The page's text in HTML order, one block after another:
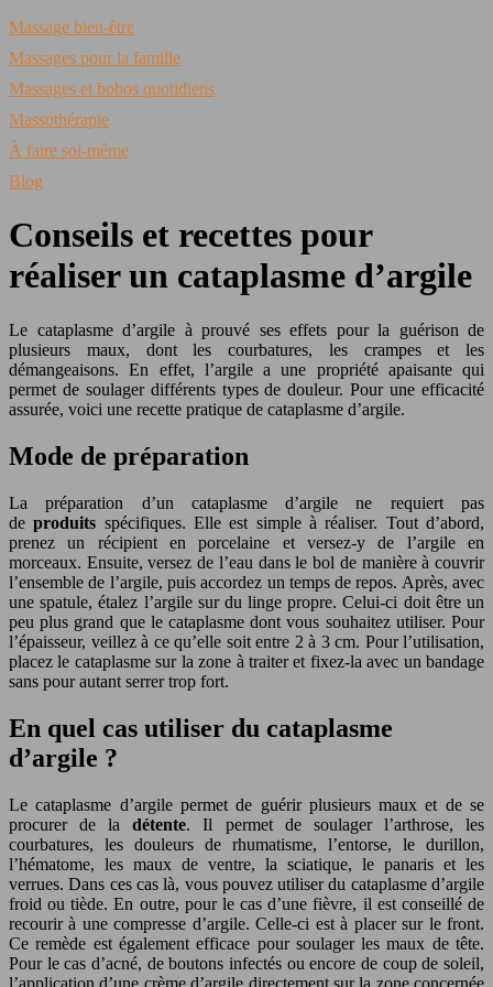
Massage bien-être
Massages pour la famille
Massages et bobos quotidiens
Massothérapie
À faire soi-même
Blog
Conseils et recettes pour
réaliser un cataplasme d’argile
Le cataplasme d’argile à prouvé ses effets pour la guérison de
plusieurs maux, dont les courbatures, les crampes et les
démangeaisons. En effet, l’argile a une propriété apaisante qui
permet de soulager différents types de douleur. Pour une efficacité
assurée, voici une recette pratique de cataplasme d’argile.
Mode de préparation
La préparation d’un cataplasme d’argile ne requiert pas
deproduits spécifiques. Elle est simple à réaliser. Tout d’abord,
prenez un récipient en porcelaine et versez-y de l’argile en
morceaux. Ensuite, versez de l’eau dans le bol de manière à couvrir
l’ensemble de l’argile, puis accordez un temps de repos. Après, avec
une spatule, étalez l’argile sur du linge propre. Celui-ci doit être un
peu plus grand que le cataplasme dont vous souhaitez utiliser. Pour
l’épaisseur, veillez à ce qu’elle soit entre 2 à 3 cm. Pour l’utilisation,
placez le cataplasme sur la zone à traiter et fixez-la avec un bandage
sans pour autant serrer trop fort.
En quel cas utiliser du cataplasme
d’argile ?
Le cataplasme d’argile permet de guérir plusieurs maux et de se
procurer de ladétente. Il permet de soulager l’arthrose, les
courbatures, les douleurs de rhumatisme, l’entorse, le durillon,
l’hématome, les maux de ventre, la sciatique, le panaris et les
verrues. Dans ces cas là, vous pouvez utiliser du cataplasme d’argile
froid ou tiède. En outre, pour le cas d’une fièvre, il est conseillé de
recourir à une compresse d’argile. Celle-ci est à placer sur le front.
Ce remède est également efficace pour soulager les maux de tête.
Pour le cas d’acné, de boutons infectés ou encore de coup de soleil,
l’application d’une crème d’argile directement sur la zone concernée